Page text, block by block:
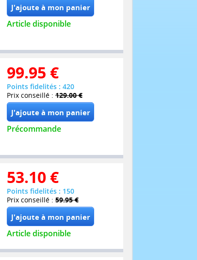
Article disponible
99.95 €
Points fidelités : 420
Prix conseillé : 129.00 €
Précommande
53.10 €
Points fidelités : 150
Prix conseillé : 59.95 €
Article disponible